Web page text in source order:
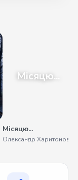
Місяцю...
Місяцю...
Олександр Харитонов